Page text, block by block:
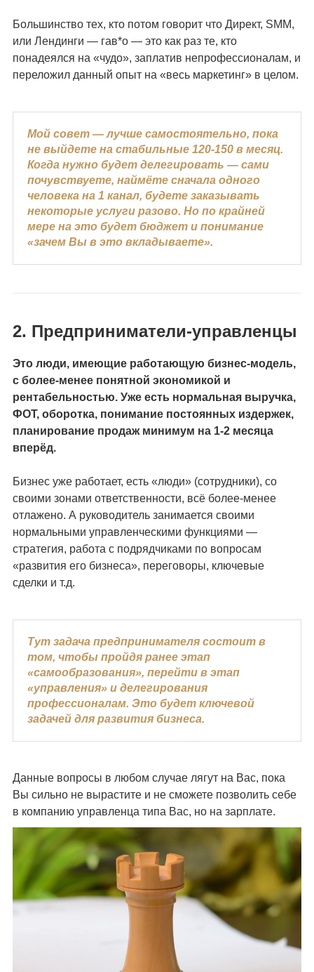
Большинство тех, кто потом говорит что Директ, SMM,
или Лендинги — гав*о — это как раз те, кто
понадеялся на «чудо», заплатив непрофессионалам, и
переложил данный опыт на «весь маркетинг» в целом.
Мой совет — лучше самостоятельно, пока
не выйдете на стабильные 120-150 в месяц.
Когда нужно будет делегировать — сами
почувствуете, наймёте сначала одного
человека на 1 канал, будете заказывать
некоторые услуги разово. Но по крайней
мере на это будет бюджет и понимание
«зачем Вы в это вкладываете».
2. Предприниматели-управленцы
Это люди, имеющие работающую бизнес-модель,
с более-менее понятной экономикой и
рентабельностью. Уже есть нормальная выручка,
ФОТ, оборотка, понимание постоянных издержек,
планирование продаж минимум на 1-2 месяца
вперёд.
Бизнес уже работает, есть «люди» (сотрудники), со
своими зонами ответственности, всё более-менее
отлажено. А руководитель занимается своими
нормальными управленческими функциями —
стратегия, работа с подрядчиками по вопросам
«развития его бизнеса», переговоры, ключевые
сделки и т.д.
Тут задача предпринимателя состоит в
том, чтобы пройдя ранее этап
«самообразования», перейти в этап
«управления» и делегирования
профессионалам. Это будет ключевой
задачей для развития бизнеса.
Данные вопросы в любом случае лягут на Вас, пока
Вы сильно не вырастите и не сможете позволить себе
в компанию управленца типа Вас, но на зарплате.